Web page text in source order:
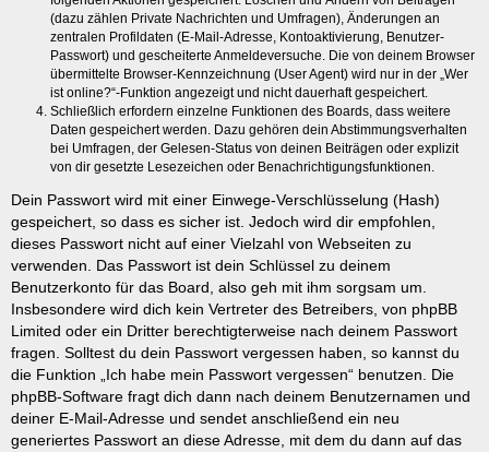
(dazu zählen Private Nachrichten und Umfragen), Änderungen an
zentralen Profildaten (E-Mail-Adresse, Kontoaktivierung, Benutzer-
Passwort) und gescheiterte Anmeldeversuche. Die von deinem Browser
übermittelte Browser-Kennzeichnung (User Agent) wird nur in der „Wer
ist online?“-Funktion angezeigt und nicht dauerhaft gespeichert.
Schließlich erfordern einzelne Funktionen des Boards, dass weitere
Daten gespeichert werden. Dazu gehören dein Abstimmungsverhalten
bei Umfragen, der Gelesen-Status von deinen Beiträgen oder explizit
von dir gesetzte Lesezeichen oder Benachrichtigungsfunktionen.
Dein Passwort wird mit einer Einwege-Verschlüsselung (Hash)
gespeichert, so dass es sicher ist. Jedoch wird dir empfohlen,
dieses Passwort nicht auf einer Vielzahl von Webseiten zu
verwenden. Das Passwort ist dein Schlüssel zu deinem
Benutzerkonto für das Board, also geh mit ihm sorgsam um.
Insbesondere wird dich kein Vertreter des Betreibers, von phpBB
Limited oder ein Dritter berechtigterweise nach deinem Passwort
fragen. Solltest du dein Passwort vergessen haben, so kannst du
die Funktion „Ich habe mein Passwort vergessen“ benutzen. Die
phpBB-Software fragt dich dann nach deinem Benutzernamen und
deiner E-Mail-Adresse und sendet anschließend ein neu
generiertes Passwort an diese Adresse, mit dem du dann auf das